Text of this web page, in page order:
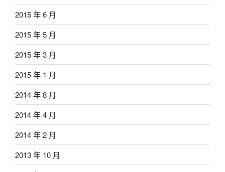
2015 年 6 月
2015 年 5 月
2015 年 3 月
2015 年 1 月
2014 年 8 月
2014 年 4 月
2014 年 2 月
2013 年 10 月